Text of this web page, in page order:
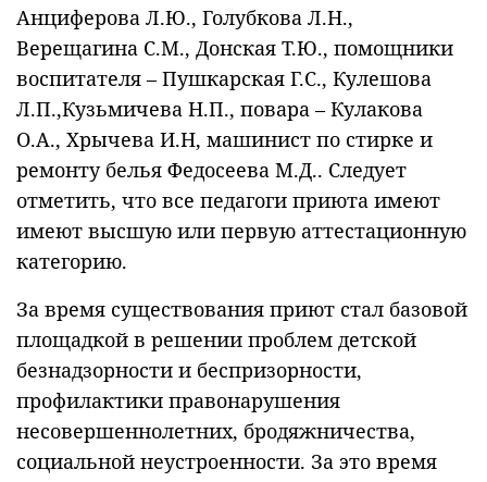
Анциферова Л.Ю., Голубкова Л.Н.,
Верещагина С.М., Донская Т.Ю., помощники
воспитателя – Пушкарская Г.С., Кулешова
Л.П.,Кузьмичева Н.П., повара – Кулакова
О.А., Хрычева И.Н, машинист по стирке и
ремонту белья Федосеева М.Д.. Следует
отметить, что все педагоги приюта имеют
имеют высшую или первую аттестационную
категорию.
За время существования приют стал базовой
площадкой в решении проблем детской
безнадзорности и беспризорности,
профилактики правонарушения
несовершеннолетних, бродяжничества,
социальной неустроенности. За это время